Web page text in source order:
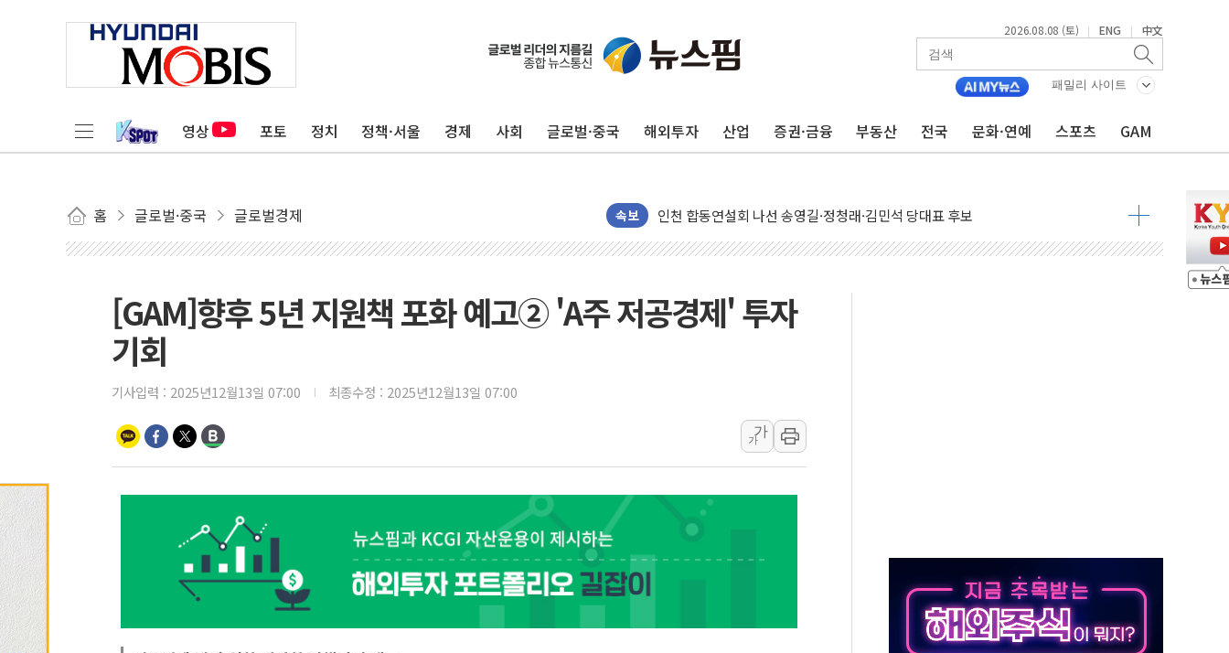
2026.08.08 (토) | ENG | 中文
패밀리 사이트
영상 포토 정치 정책·서울 경제 사회 글로벌·중국 해외투자 산업 증권·금융 부동산 전국 문화·연예 스포츠 GAM
홈 글로벌·중국 글로벌경제 속보
울진·영덕 '호우특보'-포항 '산사태 주의보'...경북도, 호우 피해·통제구간 없어
김민석, 2주차 제주·인천 경선서 정청래에 승리...47.75% vs 42.08%
인사하는 김민석 당대표 후보
[속보] 민주, 인천 경선 결과 발표...김민석 45.09% 정청래 43.27% 송영길 11.63%
강릉·동해·삼척 시간당 최대 50㎜ 폭우…강원 동해안 강한 비 이어져
폐기물 수거하다 참변…60대 환경미화원 수거차에 치여 사망
李대통령 "결혼 때문에 손해 보는 일 없게"…'결혼 페널티' 22개 과제 손본다
여수 오동도 인근 해상서 모터보트 전복…1명 사망·1명 실종
추미애, '위안부' 피해자 기림의 날 참석..."국제적 시민 연대로 목소리 내야"
인천 선재도 갯벌서 해루질 중 실종 60대 나흘만에 숨진 채 발견
인천서 말다툼 중 어머니 흉기 살해 10대 아들 체포
'화합' 꺼낸 김민석에 '뻔뻔' 받아친 정청래…제주 연설서 신경전 고조
[GAM]향후 5년 지원책 포화 예고② 'A주 저공경제' 투자
기회
기사입력 : 2025년12월13일 07:00 최종수정 : 2025년12월13일 07:00
가
가